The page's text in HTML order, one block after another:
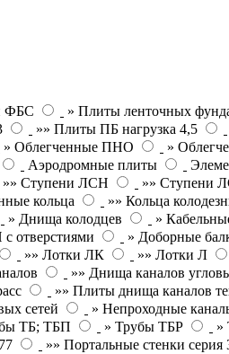
ФБС » Плиты ленточных
»» Плиты ПБ нагрузка 4,5
» Облегченные ПНО »
Аэродромные плиты
»» Ступени ЛСН »» Ступени
кольца »» Кольца
» Днища колодцев »
отверстиями » Доборные
»» Лотки ЛК »» Лотки Л
»» Днища каналов
»» Плиты днища каналов
сетей » Непроходные
ТБ; ТБП » Трубы ТБР »
»» Портальные стенки серия